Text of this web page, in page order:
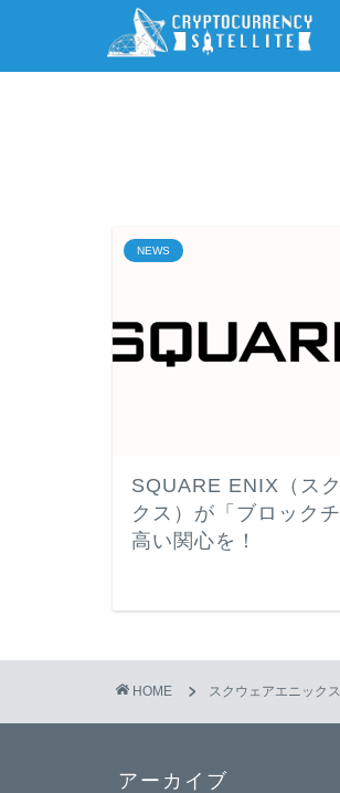
NEWS
SQUARE ENIX（ス
クス）が「ブロック
高い関心を！
HOME スクウェアエニックス
アーカイブ